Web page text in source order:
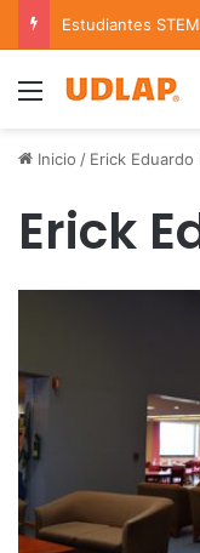
Menu
Inicio / Erick Eduardo
Erick